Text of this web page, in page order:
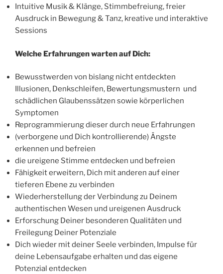
Intuitive Musik & Klänge, Stimmbefreiung, freier
Ausdruck in Bewegung & Tanz, kreative und interaktive
Sessions
Welche Erfahrungen warten auf Dich:
Bewusstwerden von bislang nicht entdeckten
Illusionen, Denkschleifen, Bewertungsmustern und
schädlichen Glaubenssätzen sowie körperlichen
Symptomen
Reprogrammierung dieser durch neue Erfahrungen
(verborgene und Dich kontrollierende) Ängste
erkennen und befreien
die ureigene Stimme entdecken und befreien
Fähigkeit erweitern, Dich mit anderen auf einer
tieferen Ebene zu verbinden
Wiederherstellung der Verbindung zu Deinem
authentischen Wesen und ureigenen Ausdruck
Erforschung Deiner besonderen Qualitäten und
Freilegung Deiner Potenziale
Dich wieder mit deiner Seele verbinden, Impulse für
deine Lebensaufgabe erhalten und das eigene
Potenzial entdecken